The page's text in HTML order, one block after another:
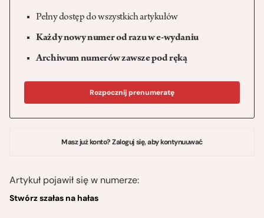
Pełny dostęp do wszystkich artykułów
Każdy nowy numer od razu w e-wydaniu
Archiwum numerów zawsze pod ręką
Rozpocznij prenumeratę
Masz już konto? Zaloguj się, aby kontynuuwać
Artykuł pojawił się w numerze:
Stwórz szałas na hałas